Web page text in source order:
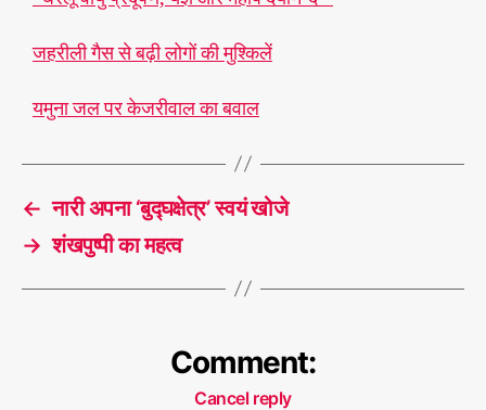
जहरीली गैस से बढ़ी लोगों की मुश्किलें
यमुना जल पर केजरीवाल का बवाल
T
g
प्र
ण
← नारी अपना ‘बुद्घक्षेत्र’ स्वयं खोजे
→ शंखपुष्पी का महत्‍व
Comment:
Cancel reply